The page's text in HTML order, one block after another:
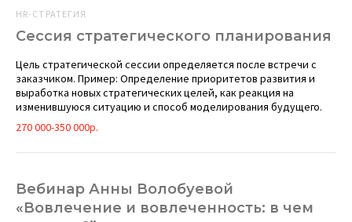
HR-СТРАТЕГИЯ
Сессия стратегического планирования
Цель стратегической сессии определяется после встречи с
заказчиком. Пример: Определение приоритетов развития и
выработка новых стратегических целей, как реакция на
изменившуюся ситуацию и способ моделирования будущего.
270 000-350 000р.
Вебинар Анны Волобуевой
«Вовлечение и вовлеченность: в чем